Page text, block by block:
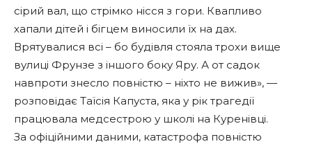
сірий вал, що стрімко нісся з гори. Квапливо
хапали дітей і бігцем виносили їх на дах.
Врятувалися всі – бо будівля стояла трохи вище
вулиці Фрунзе з іншого боку Яру. А от садок
навпроти знесло повністю – ніхто не вижив», —
розповідає Таїсія Капуста, яка у рік трагедії
працювала медсестрою у школі на Куренівці.
За офіційними даними, катастрофа повністю